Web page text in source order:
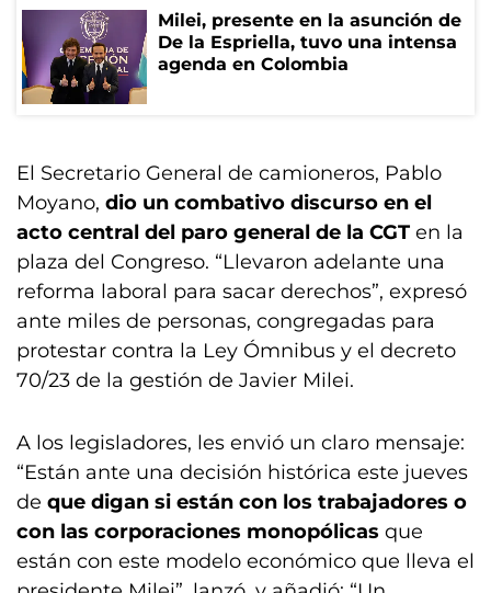
Milei, presente en la asunción de
De la Espriella, tuvo una intensa
agenda en Colombia
El Secretario General de camioneros, Pablo
Moyano, dio un combativo discurso en el
acto central del paro general de la CGT en la
plaza del Congreso. “Llevaron adelante una
reforma laboral para sacar derechos”, expresó
ante miles de personas, congregadas para
protestar contra la Ley Ómnibus y el decreto
70/23 de la gestión de Javier Milei.
A los legisladores, les envió un claro mensaje:
“Están ante una decisión histórica este jueves
de que digan si están con los trabajadores o
con las corporaciones monopólicas que
están con este modelo económico que lleva el